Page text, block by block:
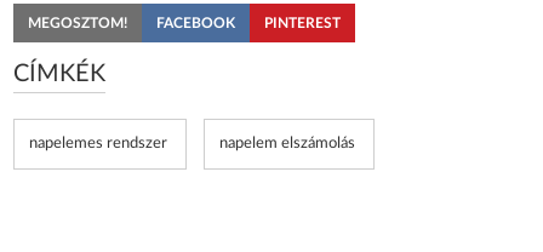
MEGOSZTOM! FACEBOOK PINTEREST
CÍMKÉK
napelemes rendszer napelem elszámolás